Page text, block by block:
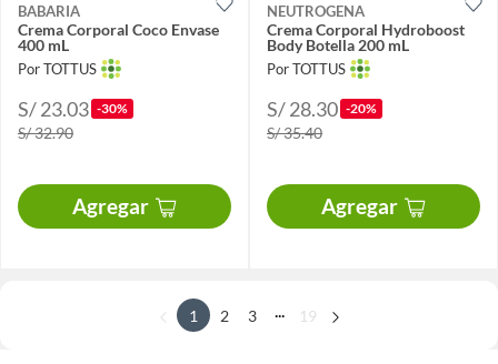
BABARIA
Crema Corporal Coco Envase
400 mL
Por TOTTUS
S/ 23.03 -30%
S/ 32.90
Agregar
NEUTROGENA
Crema Corporal Hydroboost
Body Botella 200 mL
Por TOTTUS
S/ 28.30 -20%
S/ 35.40
Agregar
1 2 3 19